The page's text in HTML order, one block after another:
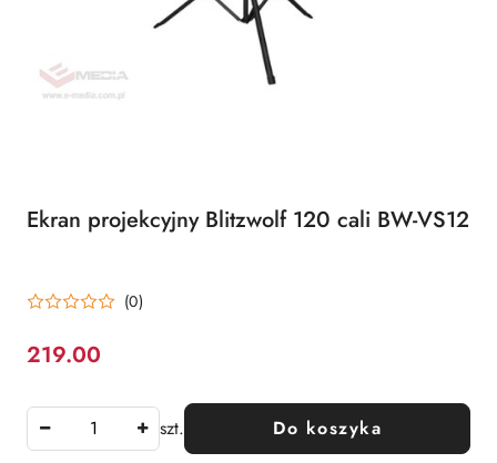
Ekran projekcyjny Blitzwolf 120 cali BW-VS12
(0)
Cena:
219.00
szt. Do koszyka